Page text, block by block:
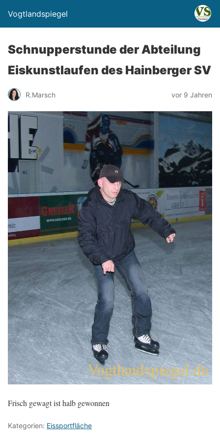
Vogtlandspiegel
Schnupperstunde der Abteilung
Eiskunstlaufen des Hainberger SV
R.Marsch vor 9 Jahren
Frisch gewagt ist halb gewonnen
Kategorien: Eissportfläche